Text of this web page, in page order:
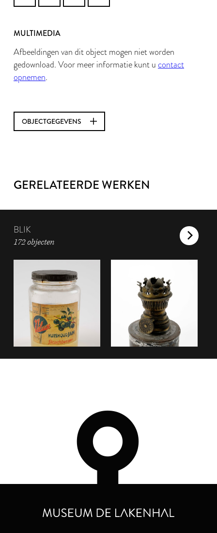
MULTIMEDIA
Afbeeldingen van dit object mogen niet worden
gedownload. Voor meer informatie kunt u contact
opnemen.
OBJECTGEGEVENS
GERELATEERDE WERKEN
BLIK
172 objecten